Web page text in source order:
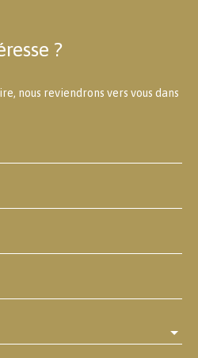
?
nous reviendrons vers vous dans